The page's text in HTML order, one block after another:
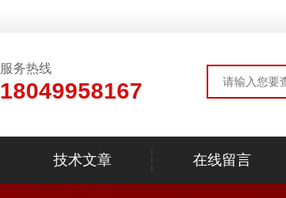
服务热线
18049958167
技术文章 在线留言